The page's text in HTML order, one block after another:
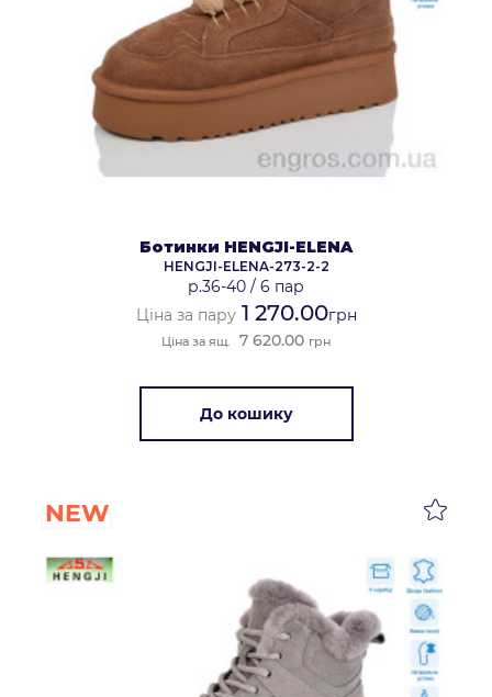
Ботинки HENGJI-ELENA
HENGJI-ELENA-273-2-2
р.36-40 / 6 пар
Ціна за пару1 270.00грн
Ціна за ящ. 7 620.00 грн
До кошику
NEW